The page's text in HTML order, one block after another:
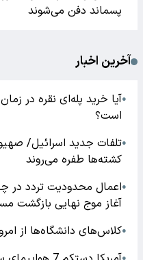
پسماند دفن می‌شوند
آخرین اخبار
●آیا خرید پله‌ای نقره در
است؟
●تلفات جدید اسرائیل/
کشته‌ها طفره می‌روند
●
آغاز موج نهایی بازگشت
●کلاس‌های دانشگاه‌ها از